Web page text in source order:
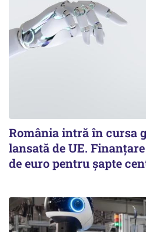
România intră în cursa
lansată de UE.
de euro pentru șapte